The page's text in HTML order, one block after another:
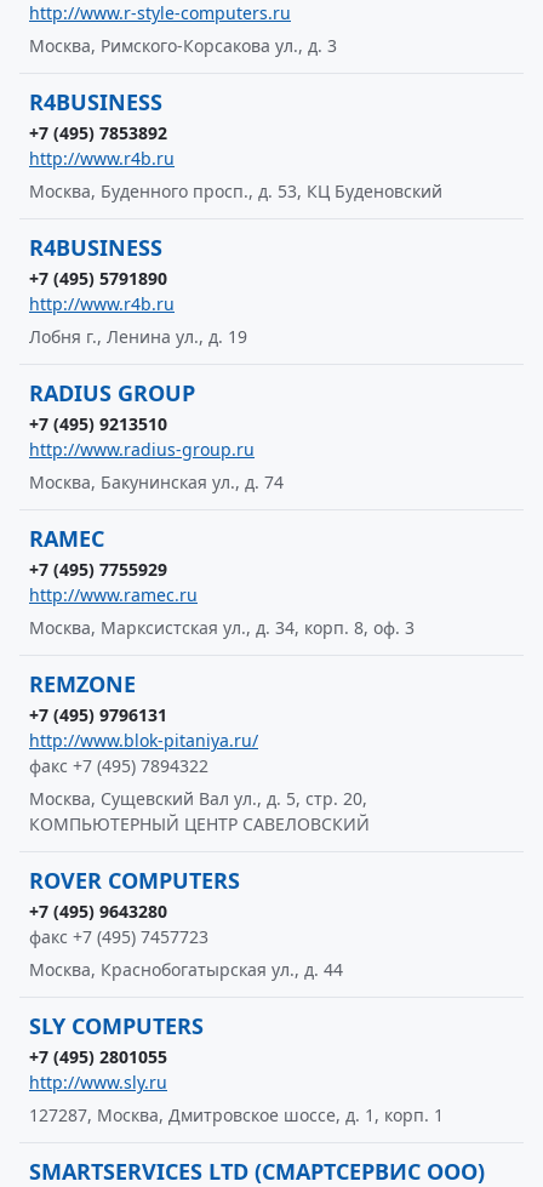
http://www.r-style-computers.ru
Москва, Римского-Корсакова ул., д. 3
R4BUSINESS
+7 (495) 7853892
http://www.r4b.ru
Москва, Буденного просп., д. 53, КЦ Буденовский
R4BUSINESS
+7 (495) 5791890
http://www.r4b.ru
Лобня г., Ленина ул., д. 19
RADIUS GROUP
+7 (495) 9213510
http://www.radius-group.ru
Москва, Бакунинская ул., д. 74
RAMEC
+7 (495) 7755929
http://www.ramec.ru
Москва, Марксистская ул., д. 34, корп. 8, оф. 3
REMZONE
+7 (495) 9796131
http://www.blok-pitaniya.ru/
факс +7 (495) 7894322
Москва, Сущевский Вал ул., д. 5, стр. 20,
КОМПЬЮТЕРНЫЙ ЦЕНТР САВЕЛОВСКИЙ
ROVER COMPUTERS
+7 (495) 9643280
факс +7 (495) 7457723
Москва, Краснобогатырская ул., д. 44
SLY COMPUTERS
+7 (495) 2801055
http://www.sly.ru
127287, Москва, Дмитровское шоссе, д. 1, корп. 1
SMARTSERVICES LTD (СМАРТСЕРВИС ООО)